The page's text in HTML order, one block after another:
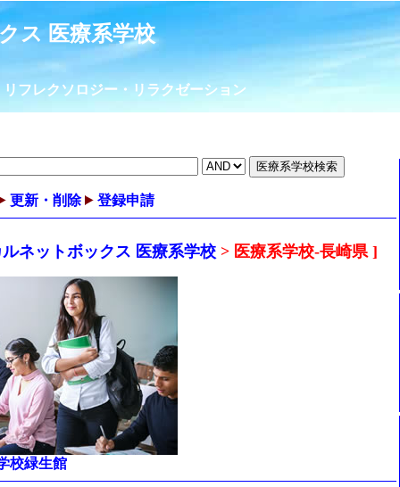
ス 医療系学校
フレクソロジー・リラクゼーション
更新・削除 登録申請
ルネットボックス 医療系学校 > 医療系学校-長崎県 ]
校緑生館